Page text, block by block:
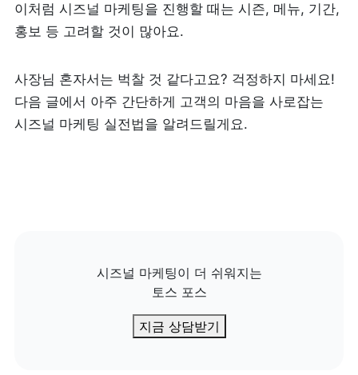
이처럼 시즈널 마케팅을 진행할 때는 시즌, 메뉴, 기간,
홍보 등 고려할 것이 많아요.
사장님 혼자서는 벅찰 것 같다고요? 걱정하지 마세요!
다음 글에서 아주 간단하게 고객의 마음을 사로잡는
시즈널 마케팅 실전법을 알려드릴게요.
시즈널 마케팅이 더 쉬워지는
토스 포스
지금 상담받기